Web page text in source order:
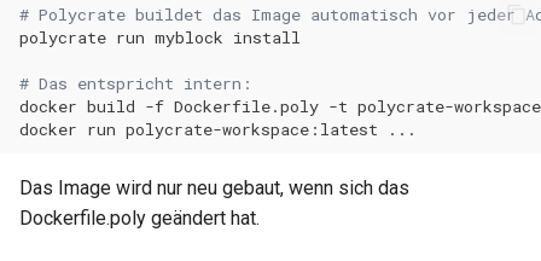
# Polycrate buildet das Image automatisch vor jeder
polycrate run myblock
# Das entspricht intern:
docker build -f Dockerfile.poly -t polycrate-
docker run polycrate-workspace:latest
Das Image wird nur neu gebaut, wenn sich das
Dockerfile.poly geändert hat.